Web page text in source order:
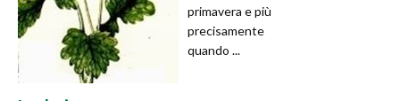
primavera e più
precisamente
quando ...